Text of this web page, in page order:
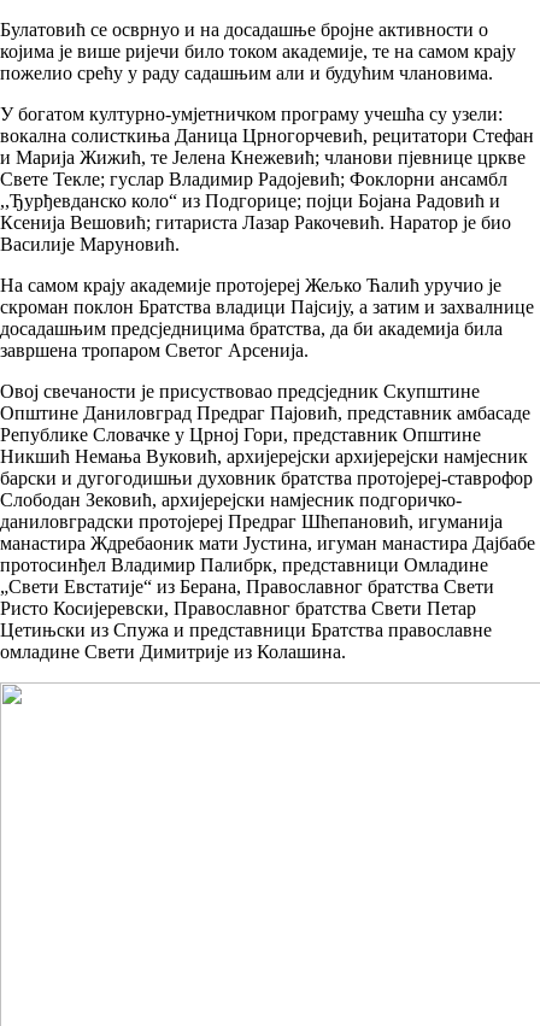
Булатовић се осврнуо и на досадашње бројне активности о
којима је више ријечи било током академије, те на самом крају
пожелио срећу у раду садашњим али и будућим члановима.
У богатом културно-умјетничком програму учешћа су узели:
вокална солисткиња Даница Црногорчевић, рецитатори Стефан
и Марија Жижић, те Јелена Кнежевић; чланови пјевнице цркве
Свете Текле; гуслар Владимир Радојевић; Фоклорни ансамбл
,,Ђурђевданско коло“ из Подгорице; појци Бојана Радовић и
Ксенија Вешовић; гитариста Лазар Ракочевић. Наратор је био
Василије Маруновић.
На самом крају академије протојереј Жељко Ћалић уручио је
скроман поклон Братства владици Пајсију, а затим и захвалнице
досадашњим предсједницима братства, да би академија била
завршена тропаром Светог Арсенија.
Овој свечаности је присуствовао предсједник Скупштине
Општине Даниловград Предраг Пајовић, представник амбасаде
Републике Словачке у Црној Гори, представник Општине
Никшић Немања Вуковић, архијерејски архијерејски намјесник
барски и дугогодишњи духовник братства протојереј-ставрофор
Слободан Зековић, архијерејски намјесник подгоричко-
даниловградски протојереј Предраг Шћепановић, игуманија
манастира Ждребаоник мати Јустина, игуман манастира Дајбабе
протосинђел Владимир Палибрк, представници Омладине
„Свети Евстатије“ из Берана, Православног братства Свети
Ристо Косијеревски, Православног братства Свети Петар
Цетињски из Спужа и представници Братства православне
омладине Свети Димитрије из Колашина.